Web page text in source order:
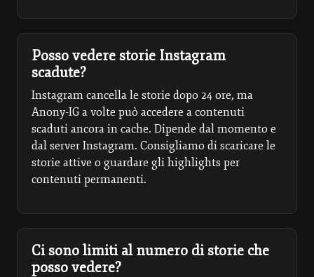
Posso vedere storie Instagram
scadute?
Instagram cancella le storie dopo 24 ore, ma
Anony-IG a volte può accedere a contenuti
scaduti ancora in cache. Dipende dal momento e
dal server Instagram. Consigliamo di scaricare le
storie attive o guardare gli highlights per
contenuti permanenti.
Ci sono limiti al numero di storie che
posso vedere?